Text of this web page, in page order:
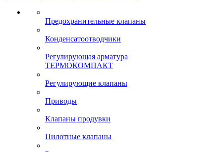
Предохранительные клапаны
Конденсатоотводчики
Регулирующая арматура
ТЕРМОКОМПАКТ
Регулирующие клапаны
Приводы
Клапаны продувки
Пилотные клапаны